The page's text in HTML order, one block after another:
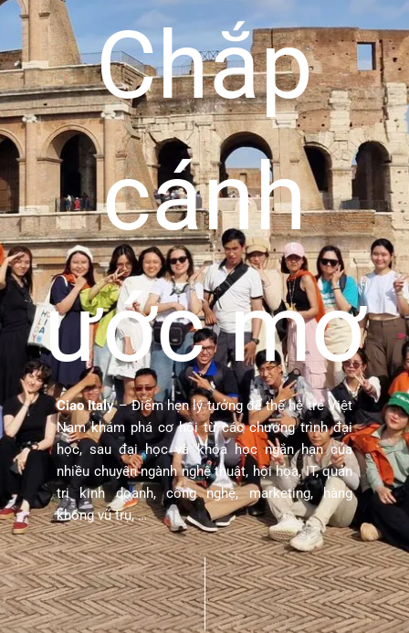
Chắp
cánh
ước mơ
Ciao Italy– Điểm hẹn lý tưởng để thế hệ trẻ Việt
Nam khám phá cơ hội từ các chương trình đại
học, sau đại học và khóa học ngắn hạn của
nhiều chuyên ngành nghệ thuật, hội họa, IT, quản
trị kinh doanh, công nghệ, marketing, hàng
không vũ trụ, …